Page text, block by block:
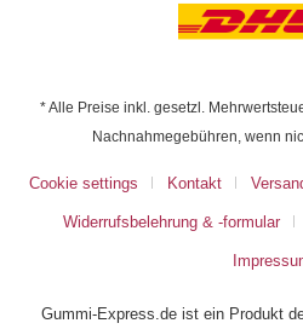
* Alle Preise inkl. gesetzl.
Nachnahmegebühren, wenn
Cookie settings Kontakt
Widerrufsbelehrung & -formular
Gummi-Express.de ist ein Produkt